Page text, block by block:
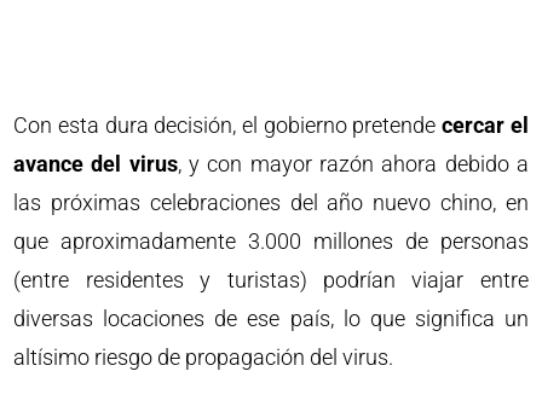
Con esta dura decisión, el gobierno pretendecercar el
avance del virus, y con mayor razón ahora debido a
las próximas celebraciones del año nuevo chino, en
que aproximadamente 3.000 millones de personas
(entre residentes y turistas) podrían viajar entre
diversas locaciones de ese país, lo que significa un
altísimo riesgo de propagación del virus.